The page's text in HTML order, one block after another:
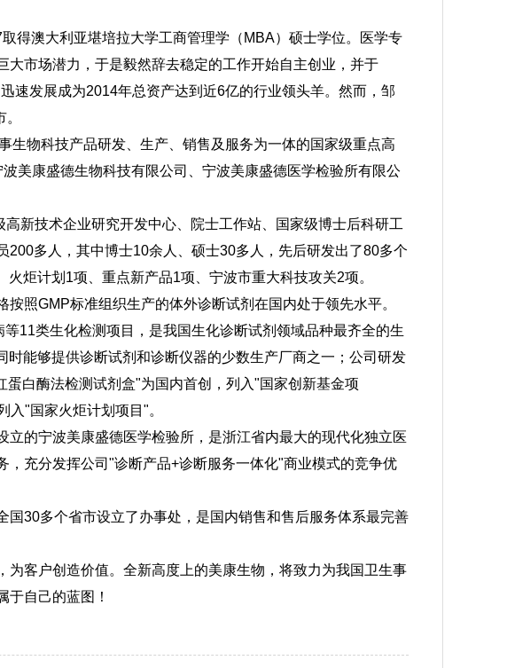
得澳大利亚堪培拉大学工商管理学（MBA）硕士学位。医学专
市场潜力，于是毅然辞去稳定的工作开始自主创业，并于
速发展成为2014年总资产达到近6亿的行业领头羊。然而，邹
生物科技产品研发、生产、销售及服务为一体的国家级重点高
美康盛德生物科技有限公司、宁波美康盛德医学检验所有限公
新技术企业研究开发中心、院士工作站、国家级博士后科研工
多人，其中博士10余人、硕士30多人，先后研发出了80多个
炬计划1项、重点新产品1项、宁波市重大科技攻关2项。
照GMP标准组织生产的体外诊断试剂在国内处于领先水平。
11类生化检测项目，是我国生化诊断试剂领域品种最齐全的生
能够提供诊断试剂和诊断仪器的少数生产厂商之一；公司研发
白酶法检测试剂盒"为国内首创，列入"国家创新基金项
"国家火炬计划项目"。
的宁波美康盛德医学检验所，是浙江省内最大的现代化独立医
充分发挥公司"诊断产品+诊断服务一体化"商业模式的竞争优
30多个省市设立了办事处，是国内销售和售后服务体系最完善
客户创造价值。全新高度上的美康生物，将致力为我国卫生事
自己的蓝图！